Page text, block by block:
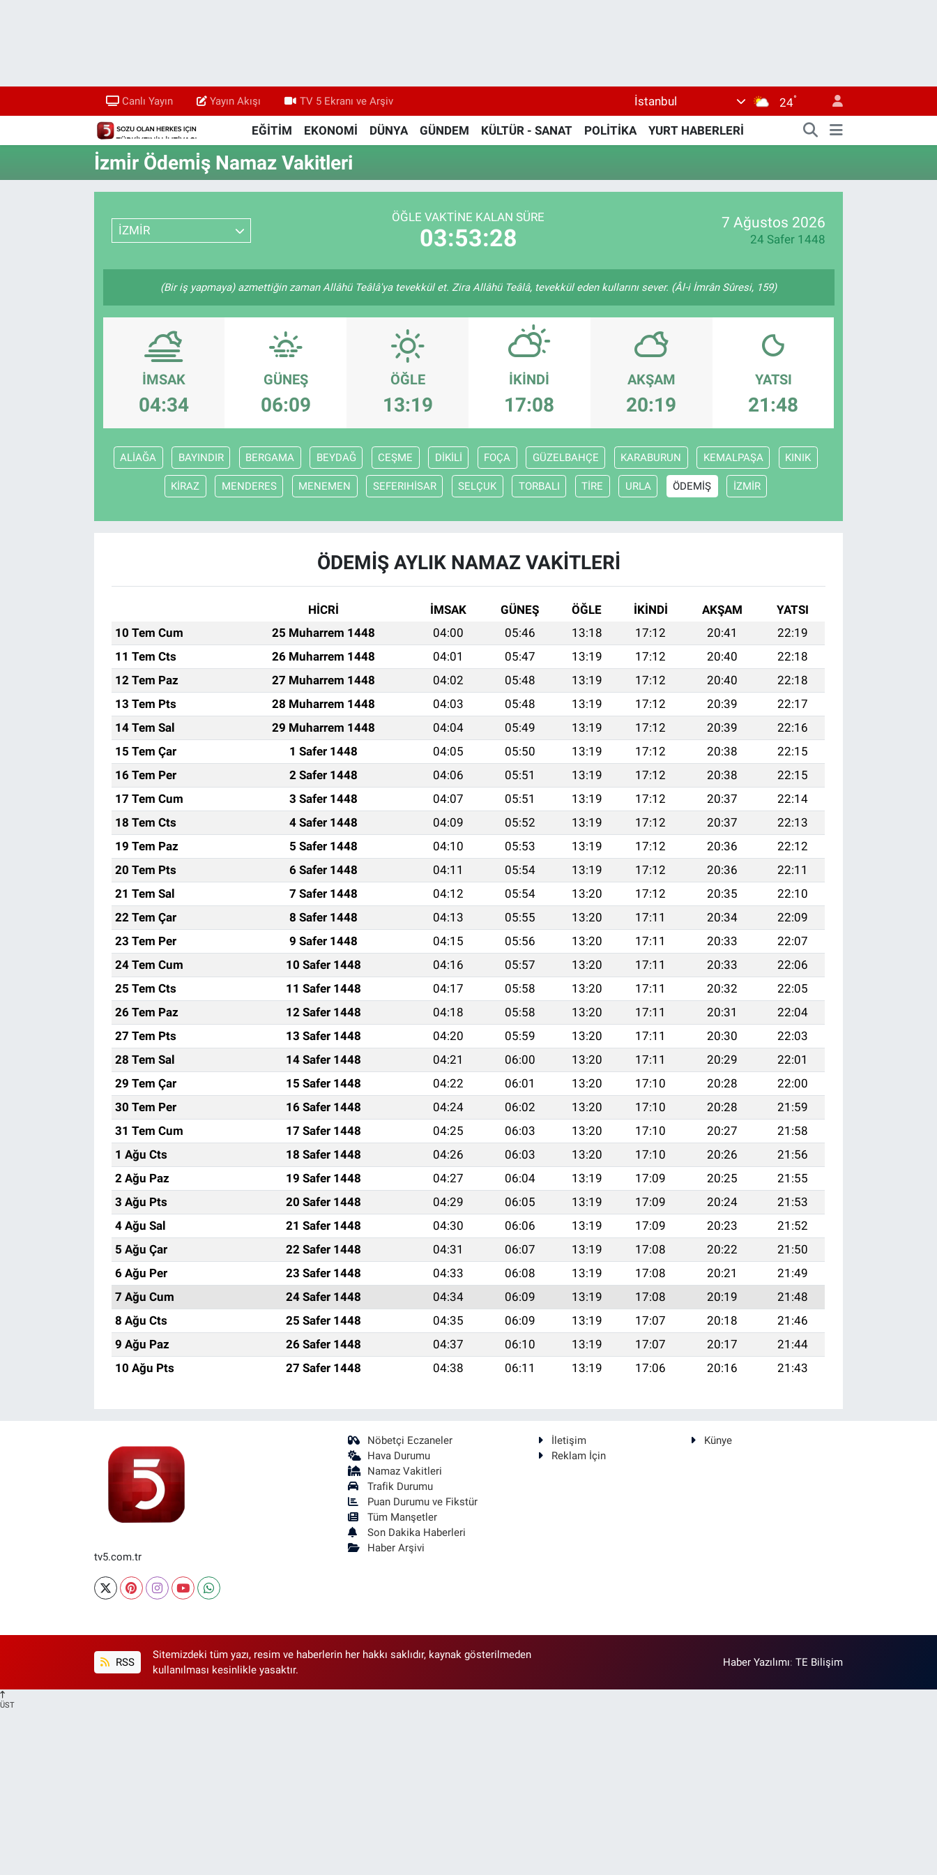
Canlı Yayın Yayın Akışı TV 5 Ekranı ve Arşiv İstanbul 24°
EĞİTİM EKONOMİ DÜNYA GÜNDEM KÜLTÜR - SANAT POLİTİKA YURT HABERLERİ
İzmi̇r Ödemi̇ş Namaz Vakitleri
İZMİR
ÖĞLE VAKTİNE KALAN SÜRE
03:53:27
7 Ağustos 2026
24 Safer 1448
(Bir iş yapmaya) azmettiğin zaman Allâhü Teâlâ'ya tevekkül et. Zira Allâhü Teâlâ, tevekkül eden kullarını sever. (Âl-i İmrân Sûresi, 159)
İMSAK
04:34
GÜNEŞ
06:09
ÖĞLE
13:19
İKINDI
17:08
AKŞAM
20:19
YATSI
21:48
ALİAĞA BAYINDIR BERGAMA BEYDAĞ CEŞME DİKİLİ FOÇA GÜZELBAHÇE KARABURUN KEMALPAŞA KINIK
KİRAZ MENDERES MENEMEN SEFERIHİSAR SELÇUK TORBALI TİRE URLA ÖDEMİŞ İZMİR
ÖDEMİŞ AYLIK NAMAZ VAKITLERI
HİCRİ İMSAK GÜNEŞ ÖĞLE İKINDI AKŞAM
YATSI
10 Tem Cum
25 Muharrem 1448 04:00 05:46 13:18 17:12 20:41
22:19
11 Tem Cts
26 Muharrem 1448 04:01 05:47 13:19 17:12 20:40
22:18
12 Tem Paz
27 Muharrem 1448 04:02 05:48 13:19 17:12 20:40
22:18
13 Tem Pts
28 Muharrem 1448 04:03 05:48 13:19 17:12 20:39
22:17
14 Tem Sal
29 Muharrem 1448 04:04 05:49 13:19 17:12 20:39
22:16
15 Tem Çar
1 Safer 1448 04:05 05:50 13:19 17:12 20:38
22:15
16 Tem Per
2 Safer 1448 04:06 05:51 13:19 17:12 20:38
22:15
17 Tem Cum
3 Safer 1448 04:07 05:51 13:19 17:12 20:37
22:14
18 Tem Cts
4 Safer 1448 04:09 05:52 13:19 17:12 20:37
22:13
19 Tem Paz
5 Safer 1448 04:10 05:53 13:19 17:12 20:36
22:12
20 Tem Pts
6 Safer 1448 04:11 05:54 13:19 17:12 20:36
22:11
21 Tem Sal
7 Safer 1448 04:12 05:54 13:20 17:12 20:35
22:10
22 Tem Çar
8 Safer 1448 04:13 05:55 13:20 17:11 20:34
22:09
23 Tem Per
9 Safer 1448 04:15 05:56 13:20 17:11 20:33
22:07
24 Tem Cum
10 Safer 1448 04:16 05:57 13:20 17:11 20:33
22:06
25 Tem Cts
11 Safer 1448 04:17 05:58 13:20 17:11 20:32
22:05
26 Tem Paz
12 Safer 1448 04:18 05:58 13:20 17:11 20:31
22:04
27 Tem Pts
13 Safer 1448 04:20 05:59 13:20 17:11 20:30
22:03
28 Tem Sal
14 Safer 1448 04:21 06:00 13:20 17:11 20:29
22:01
29 Tem Çar
15 Safer 1448 04:22 06:01 13:20 17:10 20:28
22:00
30 Tem Per
16 Safer 1448 04:24 06:02 13:20 17:10 20:28
21:59
31 Tem Cum
17 Safer 1448 04:25 06:03 13:20 17:10 20:27
21:58
1 Ağu Cts
18 Safer 1448 04:26 06:03 13:20 17:10 20:26
21:56
2 Ağu Paz
19 Safer 1448 04:27 06:04 13:19 17:09 20:25
21:55
3 Ağu Pts
20 Safer 1448 04:29 06:05 13:19 17:09 20:24
21:53
4 Ağu Sal
21 Safer 1448 04:30 06:06 13:19 17:09 20:23
21:52
5 Ağu Çar
22 Safer 1448 04:31 06:07 13:19 17:08 20:22
21:50
6 Ağu Per
23 Safer 1448 04:33 06:08 13:19 17:08 20:21
21:49
7 Ağu Cum
24 Safer 1448 04:34 06:09 13:19 17:08 20:19
21:48
8 Ağu Cts
25 Safer 1448 04:35 06:09 13:19 17:07 20:18
21:46
9 Ağu Paz
26 Safer 1448 04:37 06:10 13:19 17:07 20:17
21:44
10 Ağu Pts
27 Safer 1448 04:38 06:11 13:19 17:06 20:16 21:43
tv5.com.tr
Nöbetçi Eczaneler
Hava Durumu
Namaz Vakitleri
Trafik Durumu
Puan Durumu ve Fikstür
Tüm Manşetler
Son Dakika Haberleri
Haber Arşivi
İletişim
Künye
Reklam İçin
RSS
Sitemizdeki tüm yazı, resim ve haberlerin her hakkı saklıdır, kaynak gösterilmeden
kullanılması kesinlikle yasaktır.
Haber Yazılımı:TE Bilişim
ÜST
Yayın Akışı
TV 5 Ekranı ve Arşiv